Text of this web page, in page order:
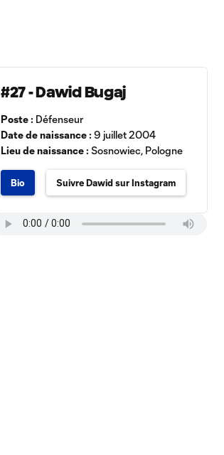
#27 - Dawid Bugaj
Poste : Défenseur
Date de naissance : 9 juillet 2004
Lieu de naissance : Sosnowiec, Pologne
Bio Suivre Dawid sur Instagram